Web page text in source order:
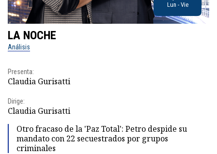
Lun - Vie
LA NOCHE
Análisis
Presenta:
Claudia Gurisatti
Dirige:
Claudia Gurisatti
Otro fracaso de la 'Paz Total': Petro despide su
mandato con 22 secuestrados por grupos
criminales